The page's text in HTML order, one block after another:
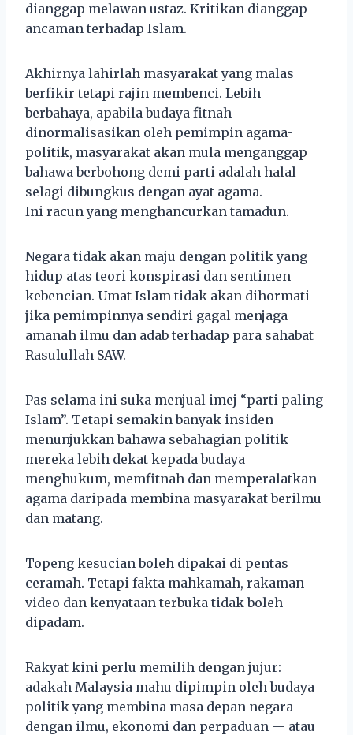
dianggap melawan ustaz. Kritikan dianggap
ancaman terhadap Islam.
Akhirnya lahirlah masyarakat yang malas
berfikir tetapi rajin membenci. Lebih
berbahaya, apabila budaya fitnah
dinormalisasikan oleh pemimpin agama-
politik, masyarakat akan mula menganggap
bahawa berbohong demi parti adalah halal
selagi dibungkus dengan ayat agama.
Ini racun yang menghancurkan tamadun.
Negara tidak akan maju dengan politik yang
hidup atas teori konspirasi dan sentimen
kebencian. Umat Islam tidak akan dihormati
jika pemimpinnya sendiri gagal menjaga
amanah ilmu dan adab terhadap para sahabat
Rasulullah SAW.
Pas selama ini suka menjual imej “parti paling
Islam”. Tetapi semakin banyak insiden
menunjukkan bahawa sebahagian politik
mereka lebih dekat kepada budaya
menghukum, memfitnah dan memperalatkan
agama daripada membina masyarakat berilmu
dan matang.
Topeng kesucian boleh dipakai di pentas
ceramah. Tetapi fakta mahkamah, rakaman
video dan kenyataan terbuka tidak boleh
dipadam.
Rakyat kini perlu memilih dengan jujur:
adakah Malaysia mahu dipimpin oleh budaya
politik yang membina masa depan negara
dengan ilmu, ekonomi dan perpaduan — atau